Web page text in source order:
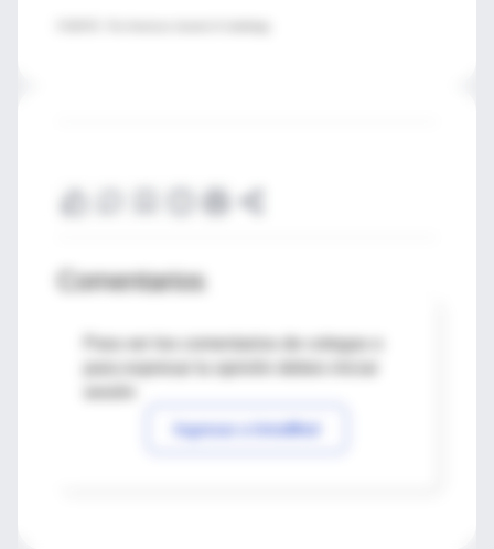
Comentarios
Para ver los comentarios de colegas o
Ingresar a IntraMed